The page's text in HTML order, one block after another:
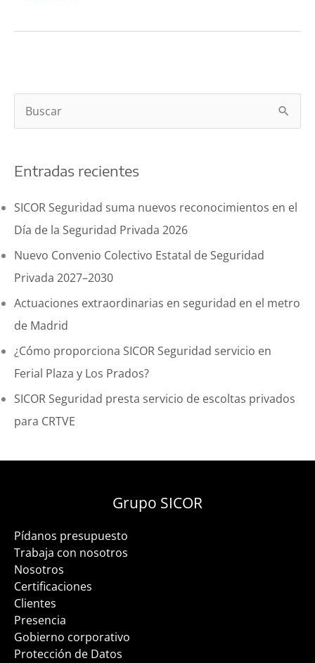
la
adaptación
de
a
nueva
normalidad
u
c
r
p
o
r
:
Entradas recientes
SICOR Seguridad suma nuevos reconocimientos en el
Día de la Seguridad Privada 2026
Nuevo Convenio Colectivo Estatal de Seguridad
Privada 2027–2030
Actuaciones extraordinarias en seguridad en el metro
de Madrid
¿Cómo proporciona SICOR Seguridad servicio en
Ferial Plaza y Los Prados?
SICOR Seguridad presta servicio de escoltas privados
para CRTVE
Grupo SICOR
Pídanos presupuesto
Trabaja con nosotros
Nosotros
Certificaciones
Clientes
Presencia
Gobierno corporativo
Protección de Datos